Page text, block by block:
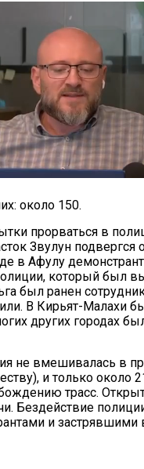
около 150.
прорваться в
Звулун подвергся
в Афулу
который был
был ранен
В Кирьят-Малахи
других городах
не вмешивалась в
и только около
трасс.
Бездействие
и застрявшими